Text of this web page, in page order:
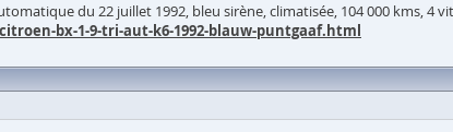
du 22 juillet 1992, bleu sirène, climatisée, 104 000 kms, 4
bx-1-9-tri-aut-k6-1992-blauw-puntgaaf.html